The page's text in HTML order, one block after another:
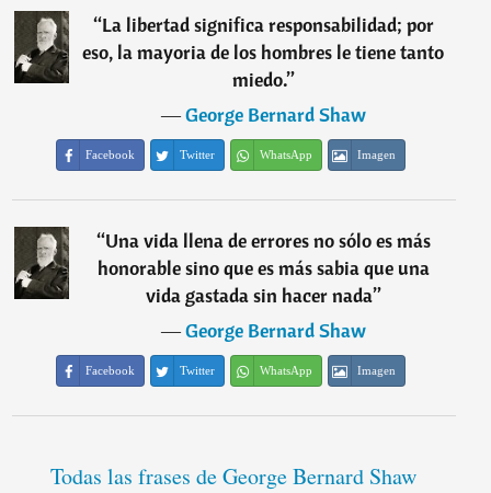
“La libertad significa responsabilidad; por
eso, la mayoria de los hombres le tiene tanto
miedo.”
―George Bernard Shaw
Facebook Twitter WhatsApp Imagen
“Una vida llena de errores no sólo es más
honorable sino que es más sabia que una
vida gastada sin hacer nada”
―George Bernard Shaw
Facebook Twitter WhatsApp Imagen
Todas las frases de George Bernard Shaw